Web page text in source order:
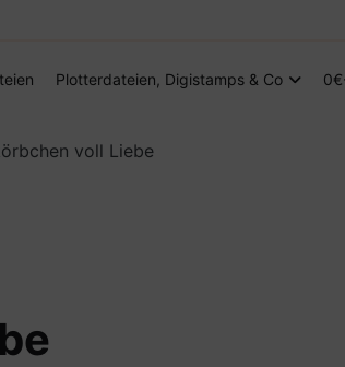
Plotterdateien, Digistamps & Co
voll Liebe